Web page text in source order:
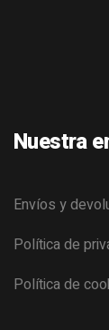
Nuestra
Envíos y
Política de
Política de